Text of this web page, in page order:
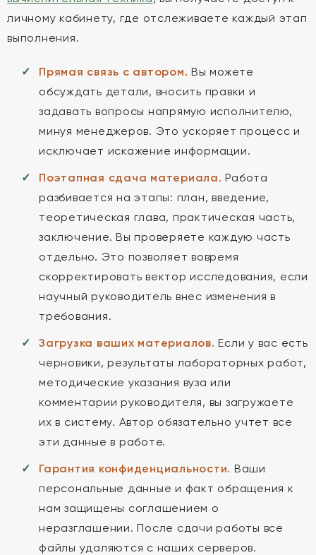
личному кабинету, где отслеживаете каждый этап
выполнения.
Прямая связь с автором. Вы можете
обсуждать детали, вносить правки и
задавать вопросы напрямую исполнителю,
минуя менеджеров. Это ускоряет процесс и
исключает искажение информации.
Поэтапная сдача материала. Работа
разбивается на этапы: план, введение,
теоретическая глава, практическая часть,
заключение. Вы проверяете каждую часть
отдельно. Это позволяет вовремя
скорректировать вектор исследования, если
научный руководитель внес изменения в
требования.
Загрузка ваших материалов. Если у вас есть
черновики, результаты лабораторных работ,
методические указания вуза или
комментарии руководителя, вы загружаете
их в систему. Автор обязательно учтет все
эти данные в работе.
Гарантия конфиденциальности. Ваши
персональные данные и факт обращения к
нам защищены соглашением о
неразглашении. После сдачи работы все
файлы удаляются с наших серверов.